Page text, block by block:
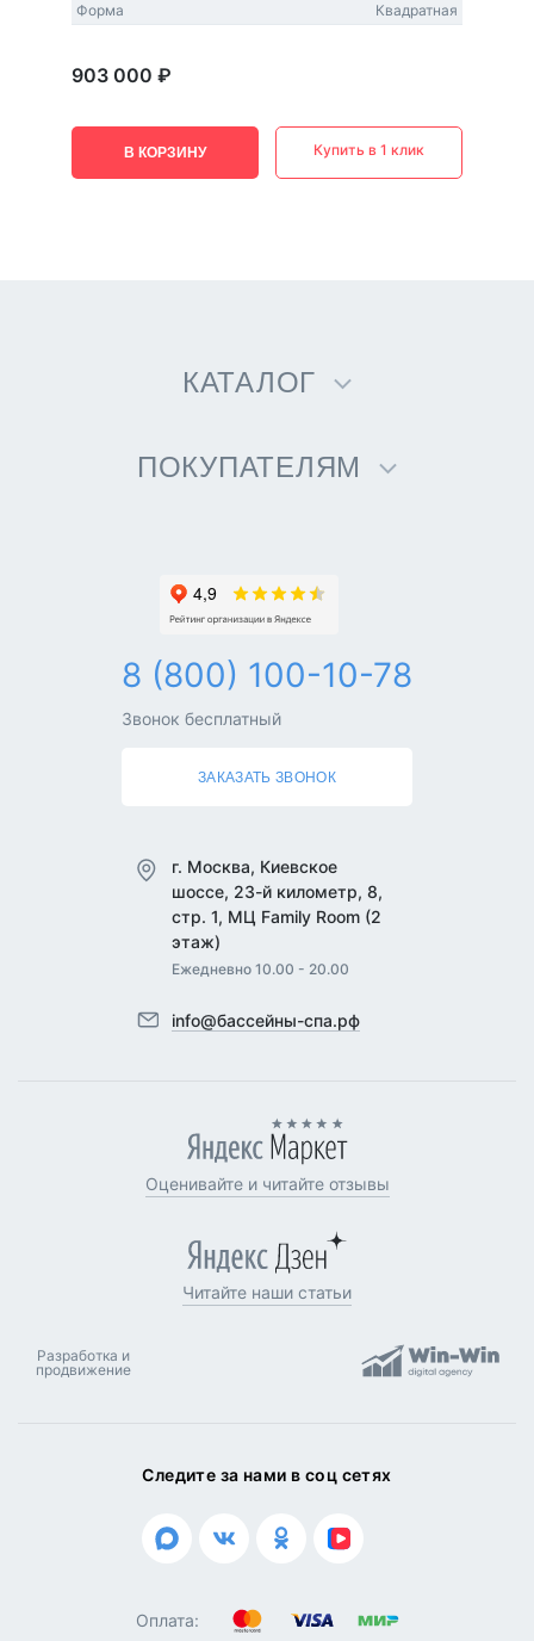
Форма
Квадратная
903 000 ₽
В КОРЗИНУ Купить в 1 клик
КАТАЛОГ
ПОКУПАТЕЛЯМ
Следите за нами в соц сетях
Оплата:
8 (800) 100-10-78
Звонок бесплатный
ЗАКАЗАТЬ ЗВОНОК
г. Москва, Киевское
шоссе, 23-й километр, 8,
стр. 1, МЦ Family Room (2
этаж)
Ежедневно 10.00 - 20.00
info@бассейны-спа.рф
Оценивайте и читайте отзывы
Читайте наши статьи
Разработка и
продвижение